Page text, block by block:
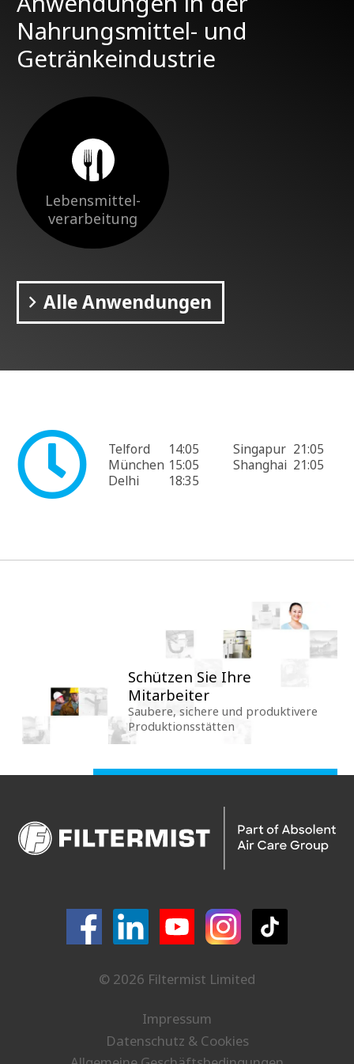
Nahrungsmittel- und
Getränkeindustrie
Lebensmittel-
verarbeitung
Alle Anwendungen
Telford
14:05
München 15:05
Delhi
18:35
Singapur 21:05
Shanghai 21:05
Schützen Sie Ihre
Mitarbeiter
Saubere, sichere und produktivere
Produktionsstätten
© 2026 Filtermist Limited
Impressum
Datenschutz & Cookies